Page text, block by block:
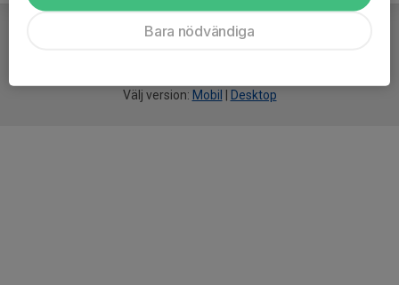
Välj version: Mobil Desktop
Bara nödvändiga